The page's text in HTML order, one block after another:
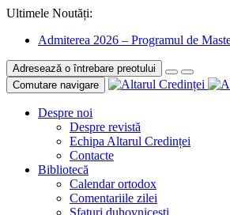
Ultimele Noutăți:
Admiterea 2026 – Programul de
Adresează o întrebare preotului
Comutare navigare
Despre noi
Despre revistă
Echipa Altarul Credinței
Contacte
Bibliotecă
Calendar ortodox
Comentariile zilei
Sfaturi duhovnicești